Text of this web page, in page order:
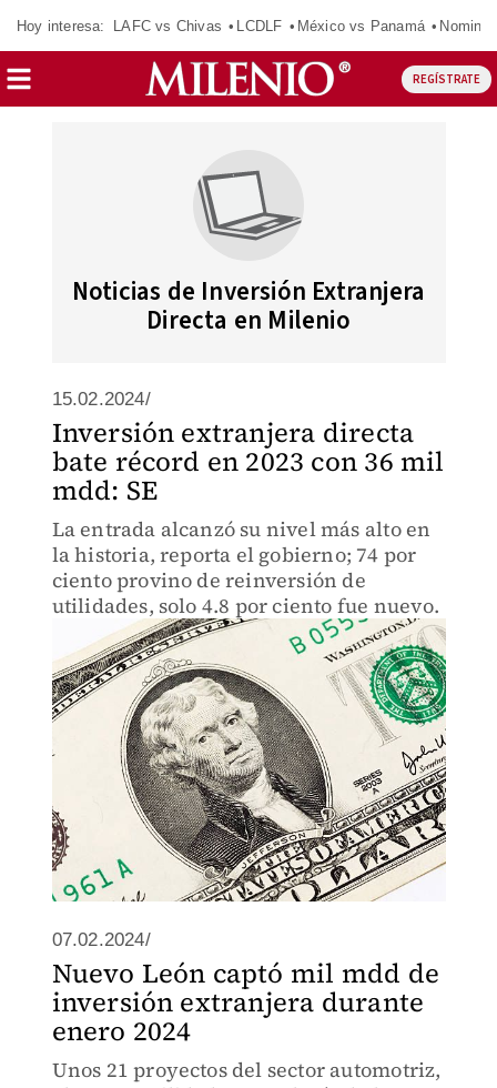
Hoy interesa: LAFC vs Chivas LCDLF México vs Panamá
REGÍSTRATE
Noticias de Inversión Extranjera
Directa en Milenio
15.02.2024/
Inversión extranjera directa
bate récord en 2023 con 36 mil
mdd: SE
La entrada alcanzó su nivel más alto en
la historia, reporta el gobierno; 74 por
ciento provino de reinversión de
utilidades, solo 4.8 por ciento fue nuevo.
07.02.2024/
Nuevo León captó mil mdd de
inversión extranjera durante
enero 2024
Unos 21 proyectos del sector automotriz,